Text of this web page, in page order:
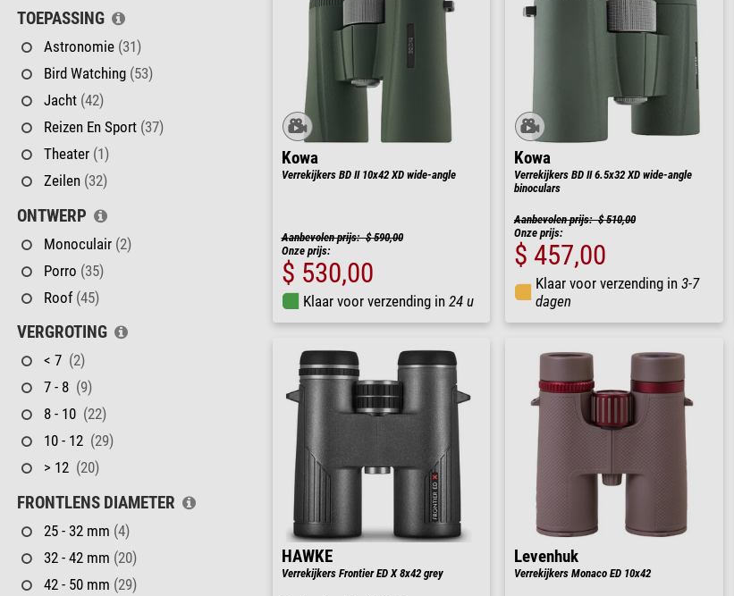
TOEPASSING
Astronomie (31)
Bird Watching (53)
Jacht (42)
Reizen En Sport (37)
Theater (1)
Zeilen (32)
ONTWERP
Monoculair (2)
Porro (35)
Roof (45)
VERGROTING
< 7 (2)
7 - 8 (9)
8 - 10 (22)
10 - 12 (29)
> 12 (20)
FRONTLENS DIAMETER
25 - 32 mm (4)
32 - 42 mm (20)
42 - 50 mm (29)
Kowa
Verrekijkers BD II 10x42 XD wide-angle
Aanbevolen prijs: $ 590,00
Onze prijs:
$ 530,00
Klaar voor verzending in 24 u
Kowa
Verrekijkers BD II 6.5x32 XD wide-angle
binoculars
Aanbevolen prijs: $ 510,00
Onze prijs:
$ 457,00
Klaar voor verzending in 3-7
dagen
HAWKE
Verrekijkers Frontier ED X 8x42 grey
Levenhuk
Verrekijkers Monaco ED 10x42